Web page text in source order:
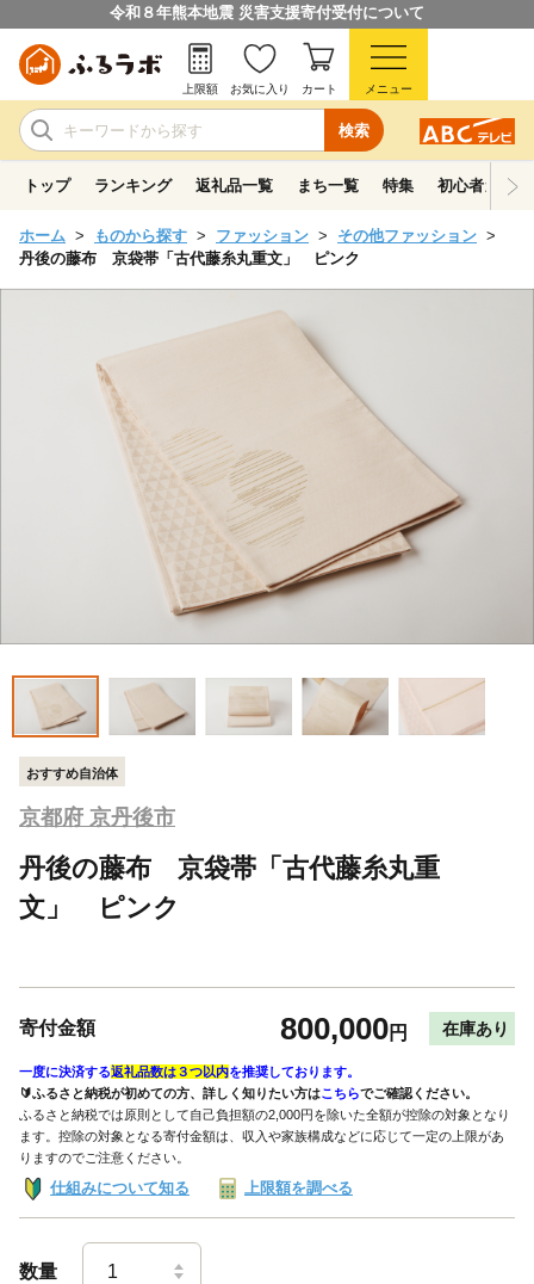
令和８年熊本地震 災害支援寄付受付について
検索
上限額 お気に入り カート メニュー
トップ ランキング 返礼品一覧 まち一覧 特集 初心者ガイド
ホーム ものから探す ファッション
その他ファッション
丹後の藤布 京袋帯「古代藤糸丸重文」 ピンク
おすすめ自治体
京都府 京丹後市
丹後の藤布 京袋帯「古代藤糸丸重
文」 ピンク
寄付金額 800,000円 在庫あり
一度に決済する返礼品数は３つ以内を推奨しております。
🔰ふるさと納税が初めての方、詳しく知りたい方はこちらでご確認ください。
ふるさと納税では原則として自己負担額の2,000円を除いた全額が控除の対象となり
ます。控除の対象となる寄付金額は、収入や家族構成などに応じて一定の上限があ
りますのでご注意ください。
仕組みについて知る 上限額を調べる
数量